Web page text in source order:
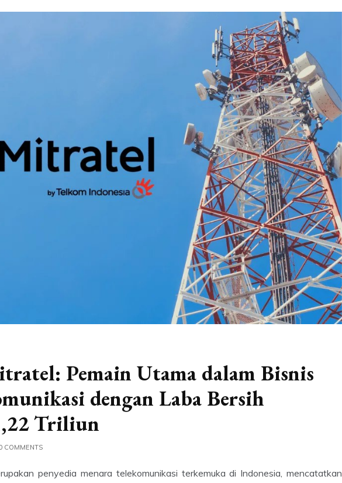
Pemain Utama dalam Bisnis
dengan Laba Bersih
Triliun
COMMENTS
penyedia menara telekomunikasi terkemuka di Indonesia, mencatatkan